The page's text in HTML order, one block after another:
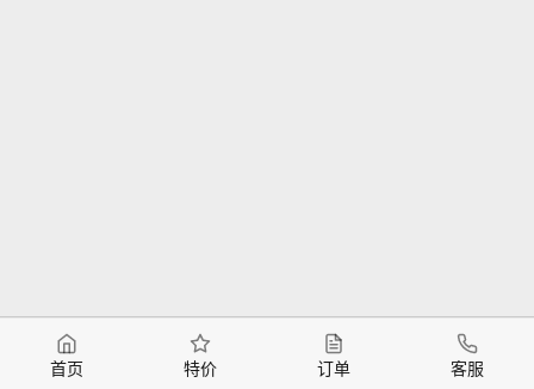
首页 特价 订单 客服